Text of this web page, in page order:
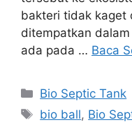
bakteri tidak kaget
ditempatkan
ada pada … Baca
Kategori
Bio Septic Tank
Tag
bio ball, Bio